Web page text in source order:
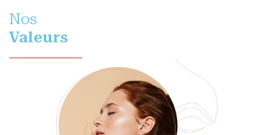
Nos
Valeurs